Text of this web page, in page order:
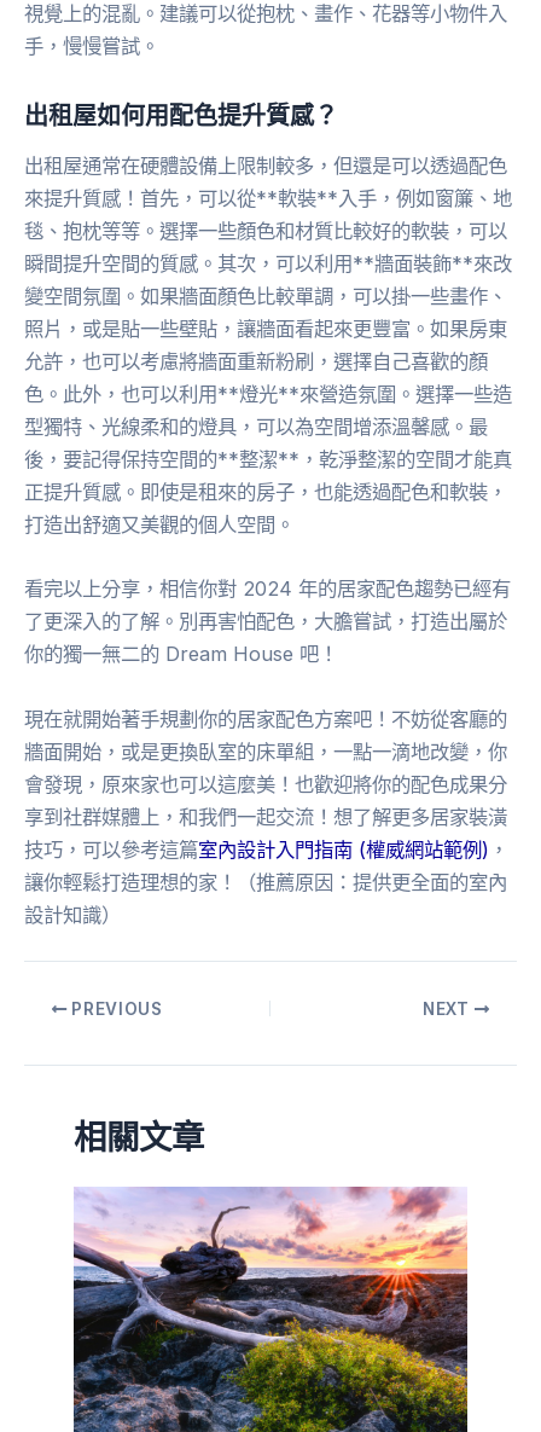
視覺上的混亂。建議可以從抱枕、畫作、花器等小物件入
手，慢慢嘗試。
出租屋如何用配色提升質感？
出租屋通常在硬體設備上限制較多，但還是可以透過配色
來提升質感！首先，可以從**軟裝**入手，例如窗簾、地
毯、抱枕等等。選擇一些顏色和材質比較好的軟裝，可以
瞬間提升空間的質感。其次，可以利用**牆面裝飾**來改
變空間氛圍。如果牆面顏色比較單調，可以掛一些畫作、
照片，或是貼一些壁貼，讓牆面看起來更豐富。如果房東
允許，也可以考慮將牆面重新粉刷，選擇自己喜歡的顏
色。此外，也可以利用**燈光**來營造氛圍。選擇一些造
型獨特、光線柔和的燈具，可以為空間增添溫馨感。最
後，要記得保持空間的**整潔**，乾淨整潔的空間才能真
正提升質感。即使是租來的房子，也能透過配色和軟裝，
打造出舒適又美觀的個人空間。
看完以上分享，相信你對 2024 年的居家配色趨勢已經有
了更深入的了解。別再害怕配色，大膽嘗試，打造出屬於
你的獨一無二的 Dream House 吧！
現在就開始著手規劃你的居家配色方案吧！不妨從客廳的
牆面開始，或是更換臥室的床單組，一點一滴地改變，你
會發現，原來家也可以這麼美！也歡迎將你的配色成果分
享到社群媒體上，和我們一起交流！想了解更多居家裝潢
技巧，可以參考這篇室內設計入門指南 (權威網站範例) ，
讓你輕鬆打造理想的家！（推薦原因：提供更全面的室內
設計知識）
PREVIOUS NEXT
相關文章